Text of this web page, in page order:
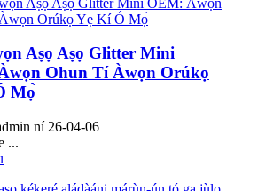
Aṣọ Aṣọ Glitter Mini
Ohun Tí Àwọn Orúkọ
Mọ̀
ní 26-04-06
...